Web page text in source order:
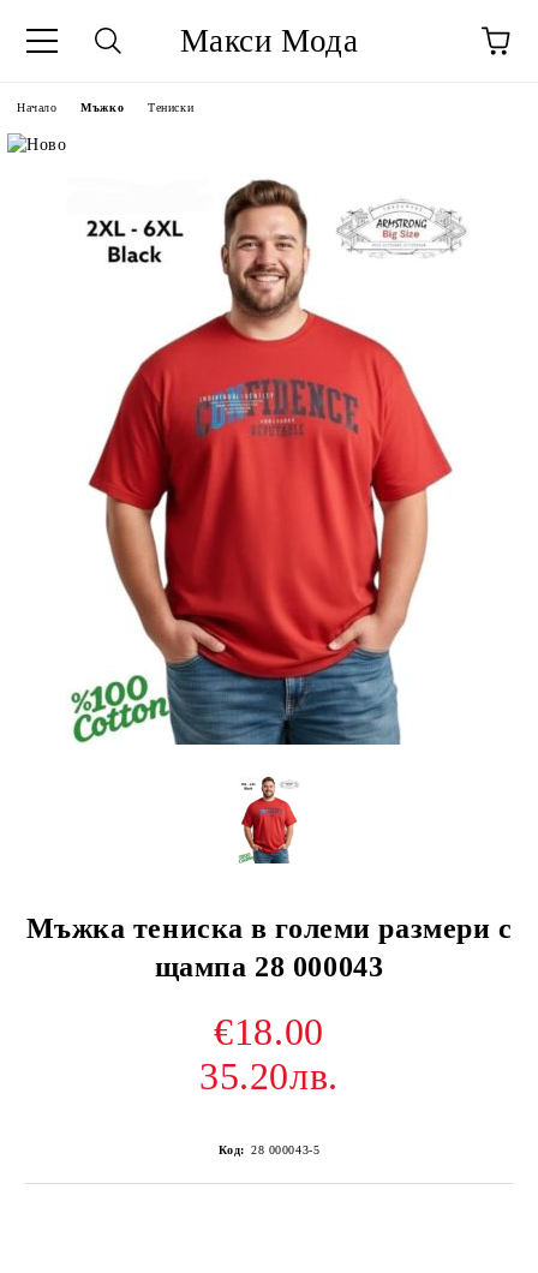
Макси Мода
Начало Мъжко Тениски
Мъжка тениска в големи размери с
щампа 28 000043
€18.00
35.20лв.
Код: 28 000043-5